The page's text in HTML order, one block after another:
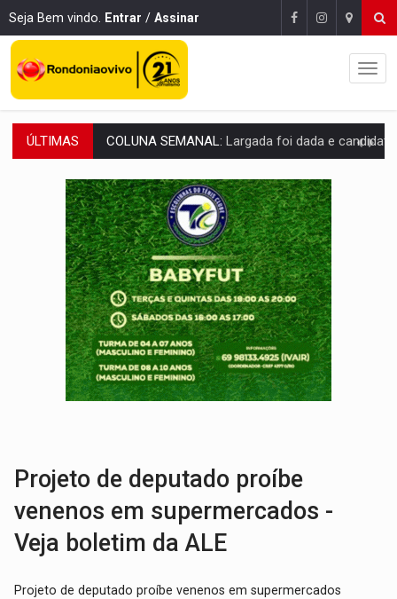
Seja Bem vindo. Entrar / Assinar
ÚLTIMAS SOB SUSPEITA:Entrega de 286 máquinas em Rondônia coincide com
ARTIGO:Reter até 50% no distrato imobiliário é legal, mas não pode
DO HOSPITAL AO CAMPO:Veja as mais de 200 ações de Marcos
EXPANSÃO:Grupo Nova Era amplia presença em PVH e transforma Aramix
VÍDEO:Líder religioso é preso por abusar de fiéis sob pretexto de
LEVANTAMENTO:Brasil tem uma história marcada por guerras, revoltas e
LAMENTÁVEL:Mulher é encontrada morta dentro de residência
'XANDY DO MOTOCROSS':Pai morre em acidente na BR-364 duas semanas após
Projeto de deputado proíbe
venenos em supermercados -
Veja boletim da ALE
Projeto de deputado proíbe venenos em supermercados